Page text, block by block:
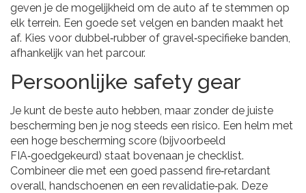
geven je de mogelijkheid om de auto af te stemmen op
elk terrein. Een goede set velgen en banden maakt het
af. Kies voor dubbel‑rubber of gravel‑specifieke banden,
afhankelijk van het parcour.
Persoonlijke safety gear
Je kunt de beste auto hebben, maar zonder de juiste
bescherming ben je nog steeds een risico. Een helm met
een hoge bescherming score (bijvoorbeeld
FIA‑goedgekeurd) staat bovenaan je checklist.
Combineer die met een goed passend fire‑retardant
overall, handschoenen en een revalidatie‑pak. Deze